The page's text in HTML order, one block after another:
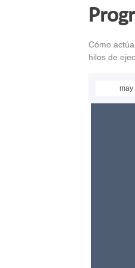
Cómo
hilos de
may